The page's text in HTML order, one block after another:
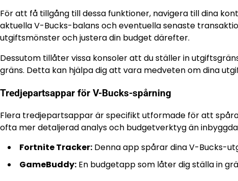
För att få tillgång till dessa funktioner, navigera till dina
aktuella V-Bucks-balans och eventuella senaste
utgiftsmönster och justera din budget därefter.
Dessutom tillåter vissa konsoler att du ställer in
gräns. Detta kan hjälpa dig att vara medveten om dina
Tredjepartsappar för V-Bucks-spårning
Flera tredjepartsappar är specifikt utformade för att
ofta mer detaljerad analys och budgetverktyg än
Fortnite Tracker: Denna app spårar dina V-Bucks-
GameBuddy: En budgetapp som låter dig ställa in